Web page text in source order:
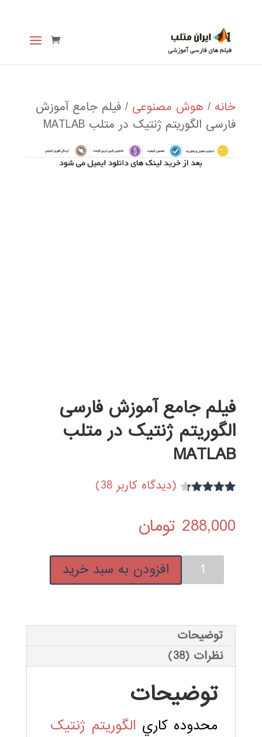
خانه / هوش مصنوعی / فیلم جامع آموزش
فارسی الگوریتم ژنتیک در متلب MATLAB
فیلم جامع آموزش فارسی
الگوریتم ژنتیک در متلب
MATLAB
مشتری
(دیدگاه کاربر 38
)
288,000 تومان
جامع
الگوریتم
ژنتیک
در
متلب
MATLAB
عدد
افزودن به سبد خرید
توضیحات
نظرات (38)
توضیحات
محدوده کاري الگوريتم ژنتيک